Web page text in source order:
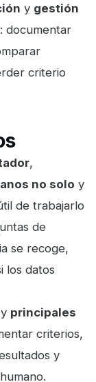
y gestión
documentar
criterio
,
no solo y
de trabajarlo
de
se recoge,
los datos
y principales
criterios,
y